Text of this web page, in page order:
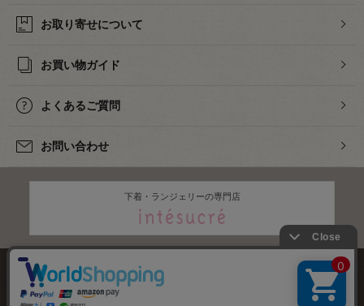
お取り寄せについて
お買い物ガイド
よくあるご質問
お問い合わせ
下着・ランジェリーの専門店
株式会社オカダヤ